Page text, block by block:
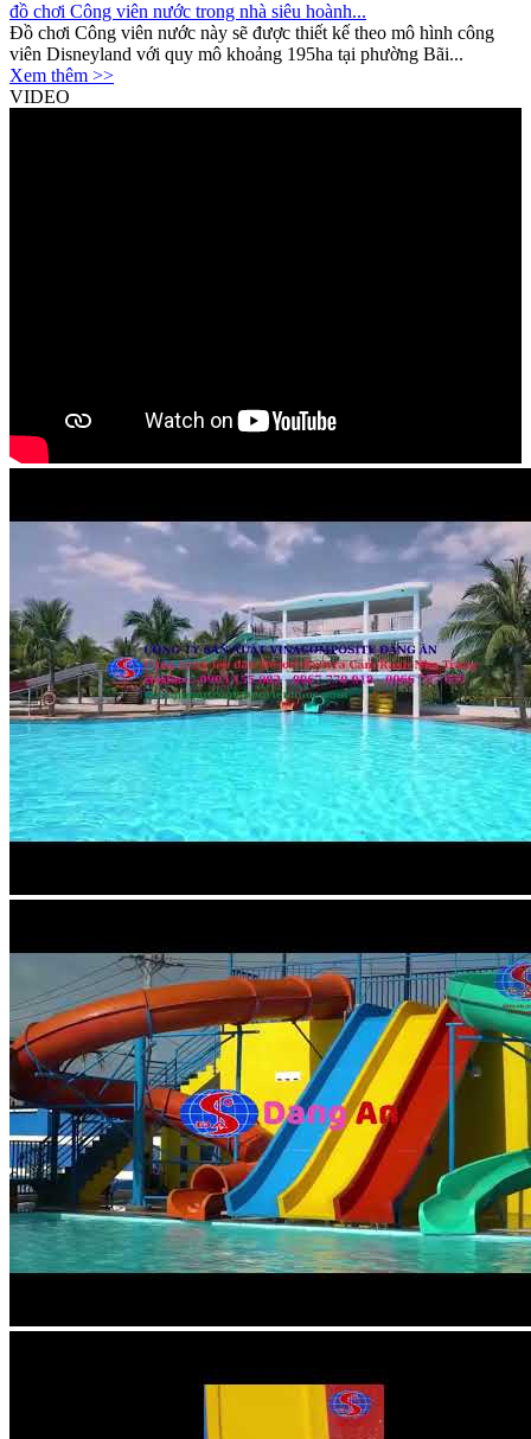
đồ chơi Công viên nước trong nhà siêu hoành...
Đồ chơi Công viên nước này sẽ được thiết kế theo mô hình công
viên Disneyland với quy mô khoảng 195ha tại phường Bãi...
Xem thêm >>
VIDEO